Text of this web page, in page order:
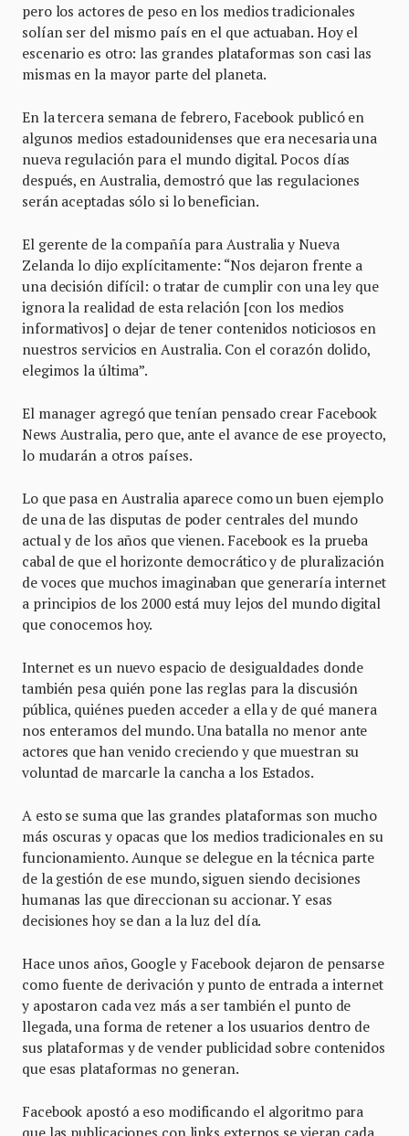
pero los actores de peso en los medios tradicionales
solían ser del mismo país en el que actuaban. Hoy el
escenario es otro: las grandes plataformas son casi las
mismas en la mayor parte del planeta.
En la tercera semana de febrero, Facebook publicó en
algunos medios estadounidenses que era necesaria una
nueva regulación para el mundo digital. Pocos días
después, en Australia, demostró que las regulaciones
serán aceptadas sólo si lo benefician.
El gerente de la compañía para Australia y Nueva
Zelanda lo dijo explícitamente: “Nos dejaron frente a
una decisión difícil: o tratar de cumplir con una ley que
ignora la realidad de esta relación [con los medios
informativos] o dejar de tener contenidos noticiosos en
nuestros servicios en Australia. Con el corazón dolido,
elegimos la última”.
El manager agregó que tenían pensado crear Facebook
News Australia, pero que, ante el avance de ese proyecto,
lo mudarán a otros países.
Lo que pasa en Australia aparece como un buen ejemplo
de una de las disputas de poder centrales del mundo
actual y de los años que vienen. Facebook es la prueba
cabal de que el horizonte democrático y de pluralización
de voces que muchos imaginaban que generaría internet
a principios de los 2000 está muy lejos del mundo digital
que conocemos hoy.
Internet es un nuevo espacio de desigualdades donde
también pesa quién pone las reglas para la discusión
pública, quiénes pueden acceder a ella y de qué manera
nos enteramos del mundo. Una batalla no menor ante
actores que han venido creciendo y que muestran su
voluntad de marcarle la cancha a los Estados.
A esto se suma que las grandes plataformas son mucho
más oscuras y opacas que los medios tradicionales en su
funcionamiento. Aunque se delegue en la técnica parte
de la gestión de ese mundo, siguen siendo decisiones
humanas las que direccionan su accionar. Y esas
decisiones hoy se dan a la luz del día.
Hace unos años, Google y Facebook dejaron de pensarse
como fuente de derivación y punto de entrada a internet
y apostaron cada vez más a ser también el punto de
llegada, una forma de retener a los usuarios dentro de
sus plataformas y de vender publicidad sobre contenidos
que esas plataformas no generan.
Facebook apostó a eso modificando el algoritmo para
que las publicaciones con links externos se vieran cada